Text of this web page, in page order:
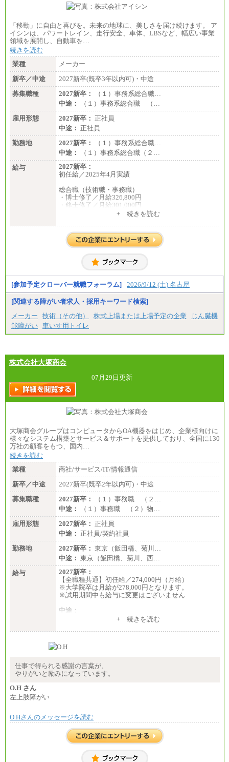
「移動」に自由と喜びを。未来の地球に、美しさを届け続けます。 ア
イシンは、パワートレイン、走行安全、車体、LBSなど、幅広い事業
領域を展開し、自動車を…
続きを読む
業種
メーカー
新卒／中途
2027新卒(既卒3年以内可)・中途
募集職種
2027新卒：
（１）事務系総合職…
中途：
（１）事務系総合職 （…
雇用形態
2027新卒： 正社員
中途： 正社員
勤務地
2027新卒：
（１）事務系総合職…
中途：
（１）事務系総合職（２…
給与
2027新卒：
初任給／2025年4月実績
総合職（技術職・事務職）
・博士修了／月給326,800円
・修士修了／月給301,000円
・大学卒／月給282,000円
・高専卒（本科）／月給256,000円
一般事務職
・高専卒（専攻科）／月給206,400円
・高専卒（本科）月給197,800円
・短大卒／月給197,800円
・専門卒（2年）／月給197,800円
※試用期間中も給与に変更はございません。
中途：
（１）（２）
月給：270,000円～
想定年収：490万円～1,100万円
・1,090万円/38歳・月給59万円 *残業代・家族手当
対象外
（３）
月給：190,000円～
想定年収：340万円～610万円
年収例：
・460万円/28歳・月給26万円
（４）
月給：201,000円～
想定年収：360万円～680万円
・520万円/32歳・月給29万円
年収例は賞与含む、残業代・家族手当含まず
※キャリアや能力等を考慮の上、当社規定により確
定します
※残業手当：別途支給
※固定給に固定残業代含まず
※試用期間中も給与に変更なし
+ 続きを読む
[参加予定クローバー就職フォーラム] 2026/9/12 (土) 名古屋
[関連する障がい者求人・採用キーワード検索]
メーカー
技術（その他） 株式上場または上場予定の企業
じん臓機
能障がい 車いす用トイレ
株式会社大塚商会
07月29日更新
大塚商会グループはコンピュータからOA機器をはじめ、企業様向けに
様々なシステム構築とサービス＆サポートを提供しており、全国に130
万社の顧客をもつ、国内…
続きを読む
業種
商社/サービス/IT/情報通信
新卒／中途
2027新卒(既卒2年以内可)・中途
募集職種
2027新卒：
（１）事務職 （２…
中途：
（１）事務職 （２）物…
雇用形態
2027新卒： 正社員
中途： 正社員/契約社員
勤務地
2027新卒： 東京（飯田橋、菊川…
中途： 東京（飯田橋、菊川、西…
給与
2027新卒：
【全職種共通】初任給／274,000円（月給）
※大学院卒は月給が278,000円となります。
※試用期間中も給与に変更はございません
中途：
（１）～（４）274,000円（月給）～
※経験・年齢などを考慮のうえ、当社規程により優
※業務内容・勤務形態に応じて、上記給与の範囲内
※試用期間中も給与に変更はございません
+ 続きを読む
仕事で得られる感謝の言葉が、
やりがいと励みになっています。
O.H さん
左上肢障がい
O.Hさんのメッセージを読む